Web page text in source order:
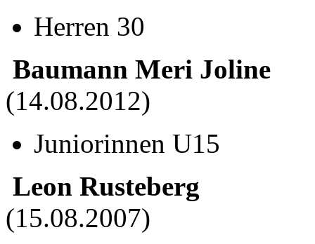
Herren 30
Baumann Meri Joline
(14.08.2012)
Juniorinnen U15
Leon Rusteberg
(15.08.2007)